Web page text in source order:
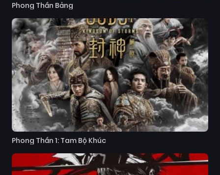
Phong Thần Bảng
Phong Thần 1: Tam Bộ Khúc